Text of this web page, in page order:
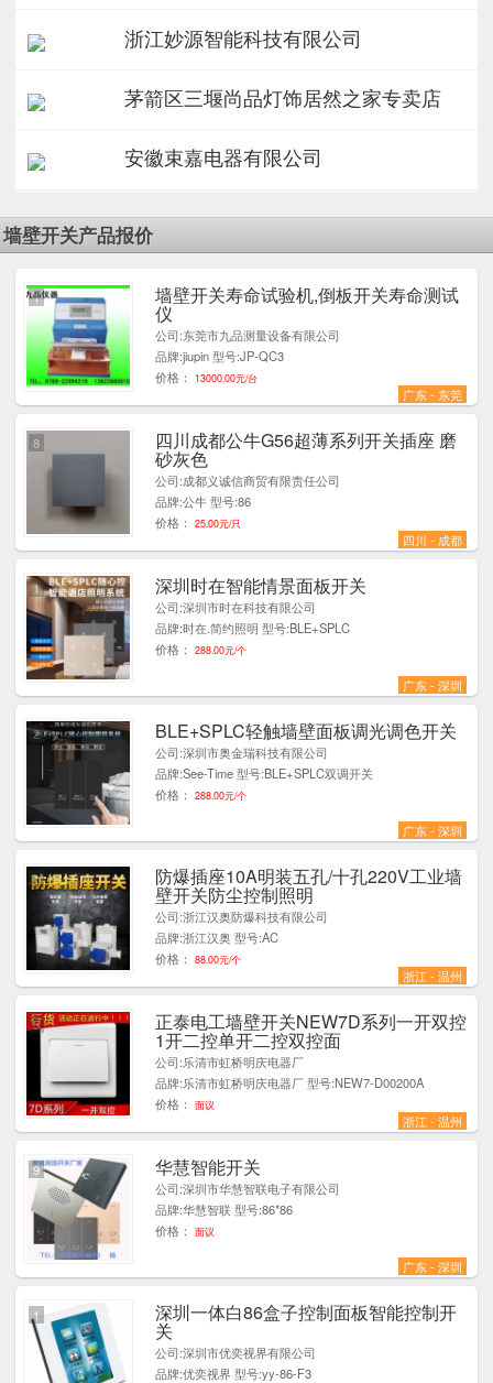
浙江妙源智能科技有限公司
茅箭区三堰尚品灯饰居然之家专卖店
安徽束嘉电器有限公司
墙壁开关产品报价
墙壁开关寿命试验机,倒板开关寿命测试
仪
公司:东莞市九品测量设备有限公司
品牌:jiupin 型号:JP-QC3
价格：
13000.00元/台
广东 - 东莞
1
四川成都公牛G56超薄系列开关插座 磨
砂灰色
公司:成都义诚信商贸有限责任公司
品牌:公牛 型号:86
价格：
25.00元/只
四川 - 成都
8
深圳时在智能情景面板开关
公司:深圳市时在科技有限公司
品牌:时在.简约照明 型号:BLE+SPLC
价格：
288.00元/个
广东 - 深圳
1
BLE+SPLC轻触墙壁面板调光调色开关
公司:深圳市奥金瑞科技有限公司
品牌:See-Time 型号:BLE+SPLC双调开关
价格：
288.00元/个
广东 - 深圳
2
防爆插座10A明装五孔/十孔220V工业墙
壁开关防尘控制照明
公司:浙江汉奥防爆科技有限公司
品牌:浙江汉奥 型号:AC
价格：
88.00元/个
浙江 - 温州
1
正泰电工墙壁开关NEW7D系列一开双控
1开二控单开二控双控面
公司:乐清市虹桥明庆电器厂
品牌:乐清市虹桥明庆电器厂 型号:NEW7-D00200A
价格：
面议
浙江 - 温州
5
华慧智能开关
公司:深圳市华慧智联电子有限公司
品牌:华慧智联 型号:86*86
价格：
面议
广东 - 深圳
9
深圳一体白86盒子控制面板智能控制开
关
公司:深圳市优奕视界有限公司
品牌:优奕视界 型号:yy-86-F3
1